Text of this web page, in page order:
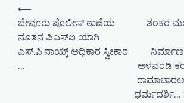
⟵
ಬೇವೂರು ಪೊಲೀಸ್ ಠಾಣೆಯ
ನೂತನ ಪಿಎಸ್ಐ ಯಾಗಿ
ಎಸ್.ಪಿ.ನಾಯ್ಕ್ ಅಧಿಕಾರ ಸ್ವೀಕಾರ
…
ಶಂಕರ
ಅಳವಂಡಿ
ಧರ್ಮದರ್ಶಿ…